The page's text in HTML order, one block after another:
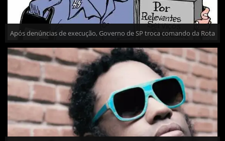
Após denúncias de execução, Governo de SP troca comando da Rota